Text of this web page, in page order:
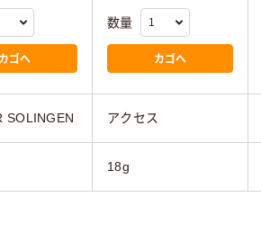
カゴへ
数量
カゴへ
SOLINGEN アクセス
18g